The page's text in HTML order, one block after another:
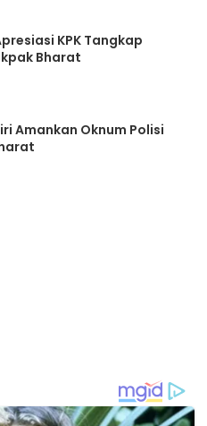
KPK Tangkap
Bharat
Amankan Oknum Polisi